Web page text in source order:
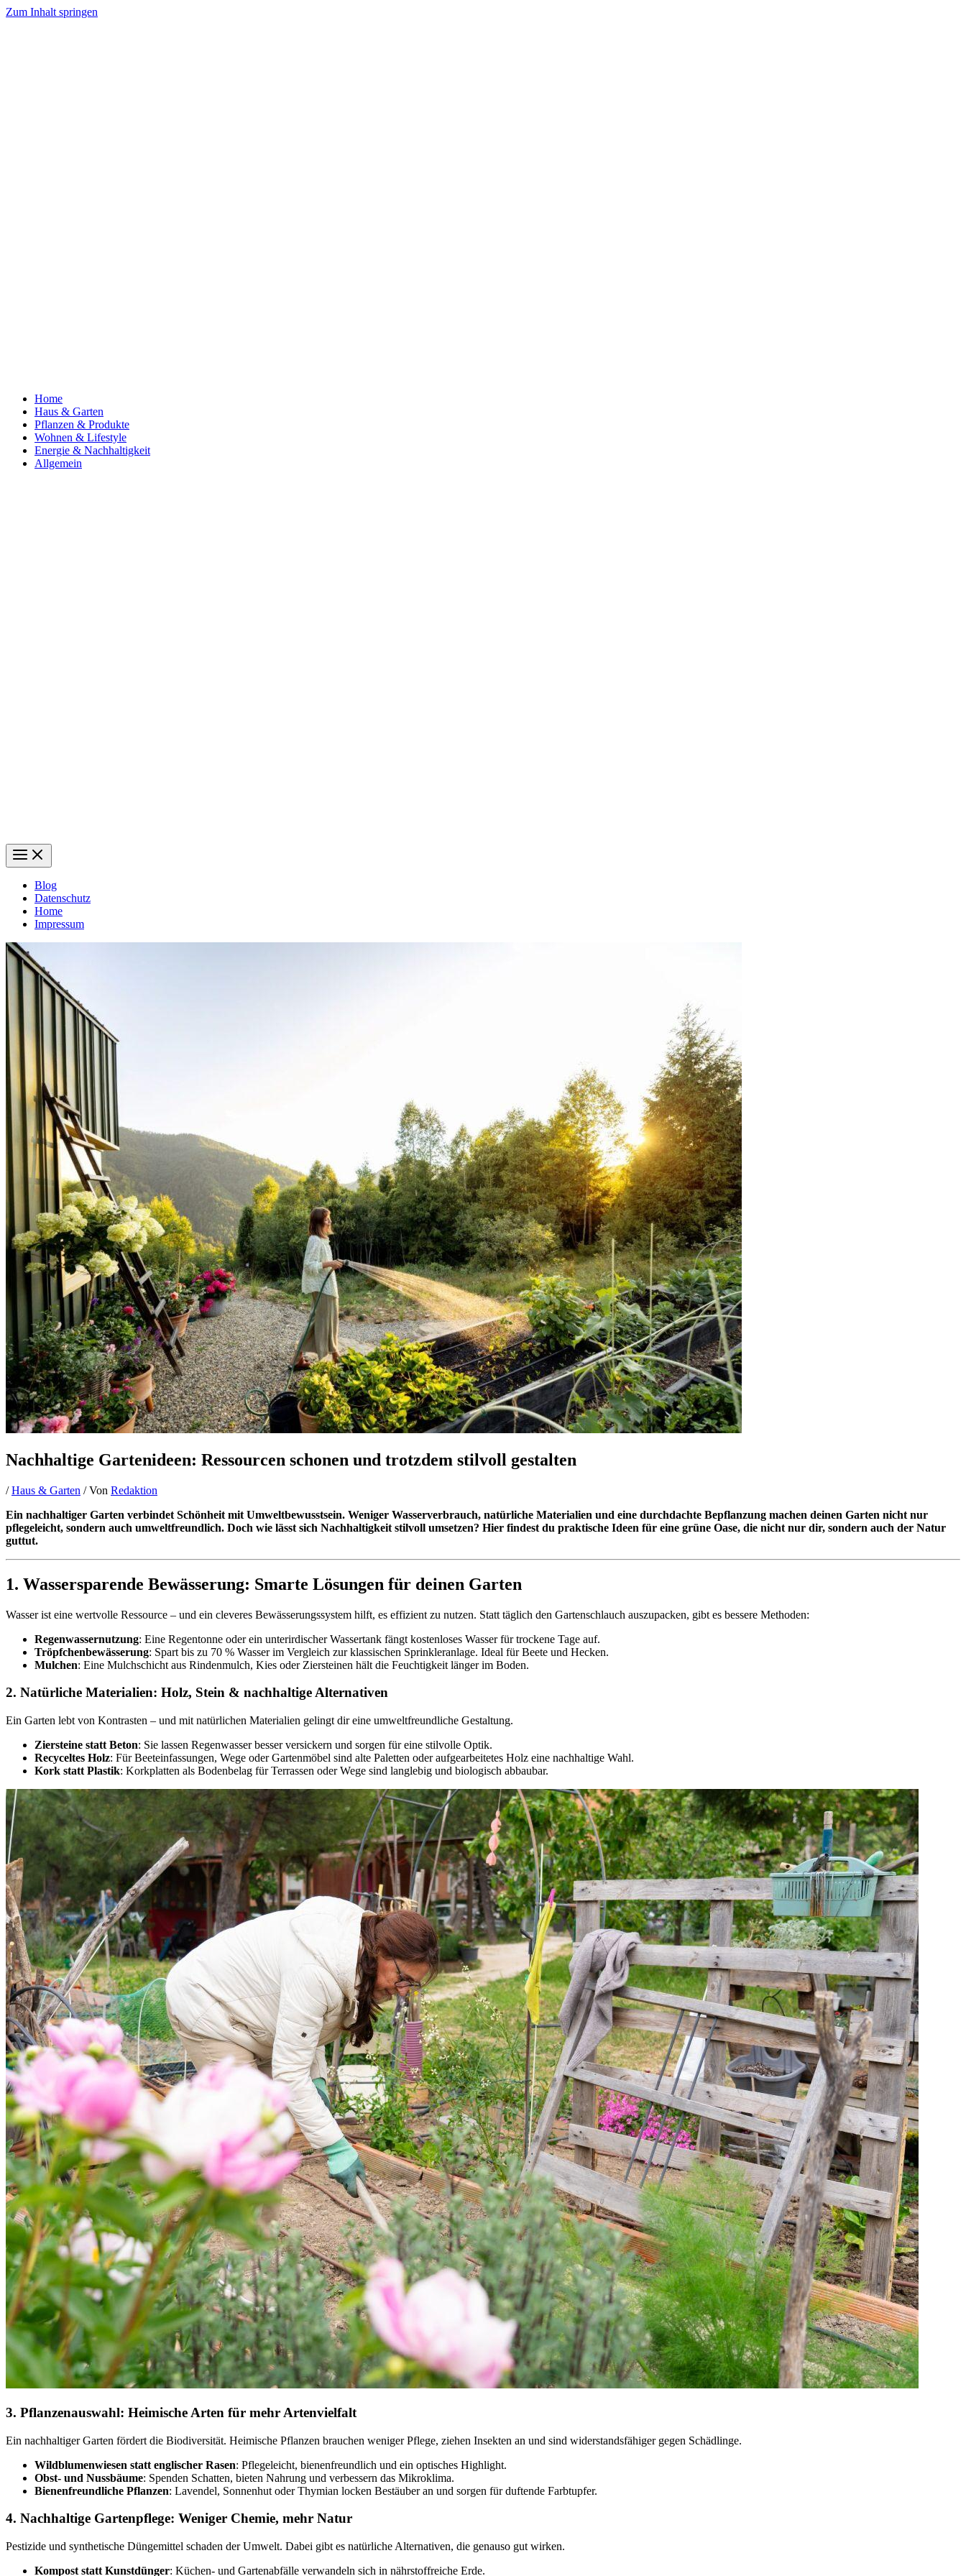
Zum Inhalt springen
Home
Haus & Garten
Pflanzen & Produkte
Wohnen & Lifestyle
Energie & Nachhaltigkeit
Allgemein
Blog
Datenschutz
Home
Impressum
Nachhaltige Gartenideen: Ressourcen schonen und trotzdem stilvoll gestalten
/Haus & Garten / Von Redaktion
Ein nachhaltiger Garten verbindet Schönheit mit Umweltbewusstsein. Weniger Wasserverbrauch, natürliche Materialien und eine durchdachte Bepflanzung machen deinen Garten nicht nur
pflegeleicht, sondern auch umweltfreundlich. Doch wie lässt sich Nachhaltigkeit stilvoll umsetzen? Hier findest du praktische Ideen für eine grüne Oase, die nicht nur dir, sondern auch der Natur
guttut.
1. Wassersparende Bewässerung: Smarte Lösungen für deinen Garten
Wasser ist eine wertvolle Ressource – und ein cleveres Bewässerungssystem hilft, es effizient zu nutzen. Statt täglich den Gartenschlauch auszupacken, gibt es bessere Methoden:
Regenwassernutzung: Eine Regentonne oder ein unterirdischer Wassertank fängt kostenloses Wasser für trockene Tage auf.
Tröpfchenbewässerung: Spart bis zu 70 % Wasser im Vergleich zur klassischen Sprinkleranlage. Ideal für Beete und Hecken.
Mulchen: Eine Mulchschicht aus Rindenmulch, Kies oder Ziersteinen hält die Feuchtigkeit länger im Boden.
2. Natürliche Materialien: Holz, Stein & nachhaltige Alternativen
Ein Garten lebt von Kontrasten – und mit natürlichen Materialien gelingt dir eine umweltfreundliche Gestaltung.
Ziersteine statt Beton: Sie lassen Regenwasser besser versickern und sorgen für eine stilvolle Optik.
Recyceltes Holz: Für Beeteinfassungen, Wege oder Gartenmöbel sind alte Paletten oder aufgearbeitetes Holz eine nachhaltige Wahl.
Kork statt Plastik: Korkplatten als Bodenbelag für Terrassen oder Wege sind langlebig und biologisch abbaubar.
3. Pflanzenauswahl: Heimische Arten für mehr Artenvielfalt
Ein nachhaltiger Garten fördert die Biodiversität. Heimische Pflanzen brauchen weniger Pflege, ziehen Insekten an und sind widerstandsfähiger gegen Schädlinge.
Wildblumenwiesen statt englischer Rasen: Pflegeleicht, bienenfreundlich und ein optisches Highlight.
Obst- und Nussbäume: Spenden Schatten, bieten Nahrung und verbessern das Mikroklima.
Bienenfreundliche Pflanzen: Lavendel, Sonnenhut oder Thymian locken Bestäuber an und sorgen für duftende Farbtupfer.
4. Nachhaltige Gartenpflege: Weniger Chemie, mehr Natur
Pestizide und synthetische Düngemittel schaden der Umwelt. Dabei gibt es natürliche Alternativen, die genauso gut wirken.
Kompost statt Kunstdünger: Küchen- und Gartenabfälle verwandeln sich in nährstoffreiche Erde.